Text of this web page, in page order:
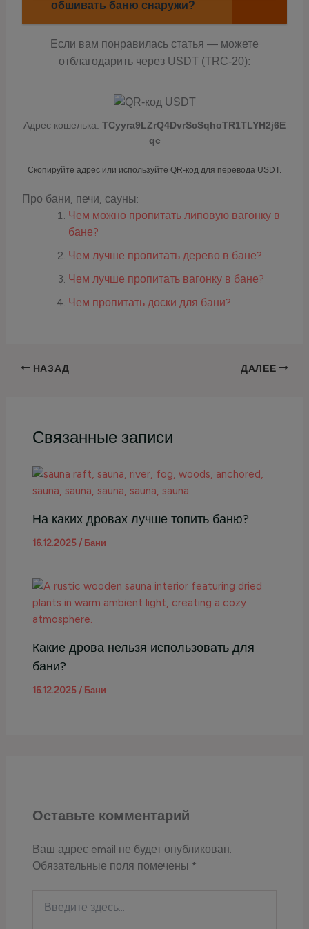
обшивать баню снаружи?
Если вам понравилась статья — можете
отблагодарить через USDT (TRC-20):
Адрес кошелька: TCyyra9LZrQ4DvrScSqhoTR1TLYH2j6E
qc
Скопируйте адрес или используйте QR-код для перевода USDT.
Про бани, печи, сауны:
Чем можно пропитать липовую вагонку в
бане?
Чем лучше пропитать дерево в бане?
Чем лучше пропитать вагонку в бане?
Чем пропитать доски для бани?
НАЗАД ДАЛЕЕ
Связанные записи
На каких дровах лучше топить баню?
16.12.2025 / Бани
Какие дрова нельзя использовать для
бани?
16.12.2025 / Бани
Оставьте комментарий
Ваш адрес email не будет опубликован.
Обязательные поля помечены *
здесь...